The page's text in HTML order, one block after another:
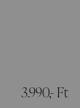
3.990,- Ft